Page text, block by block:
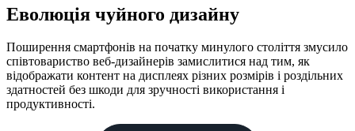
Еволюція чуйного дизайну
Поширення смартфонів на початку минулого століття змусило
співтовариство веб-дизайнерів замислитися над тим, як
відображати контент на дисплеях різних розмірів і роздільних
здатностей без шкоди для зручності використання і
продуктивності.